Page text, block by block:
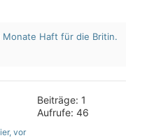
Monate Haft für die Britin.
, vor
Beiträge: 1
Aufrufe: 46